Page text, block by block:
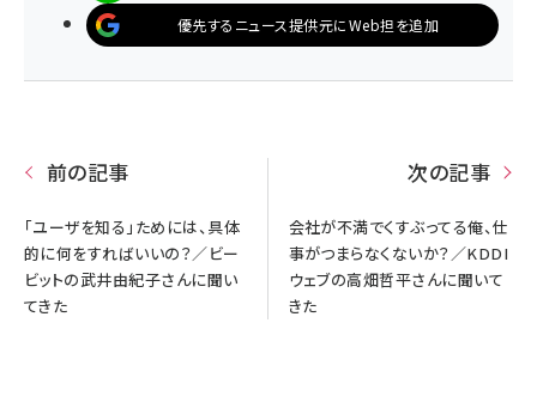
優先するニュース提供元にWeb担を追加
前の記事
「ユーザを知る」ためには、具体
的に何をすればいいの？／ビー
ビットの武井由紀子さんに聞い
てきた
次の記事
会社が不満でくすぶってる俺、仕
事がつまらなくないか？／KDDI
ウェブの高畑哲平さんに聞いて
きた